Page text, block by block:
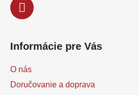
Informácie pre Vás
O nás
Doručovanie a doprava